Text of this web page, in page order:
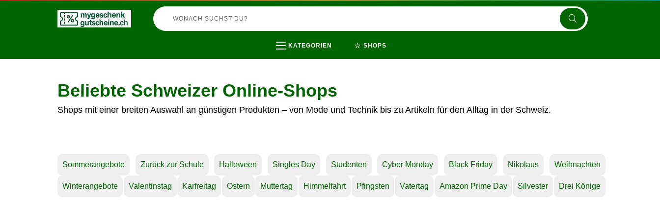
KATEGORIEN ⭐ SHOPS
Beliebte Schweizer Online-Shops
Shops mit einer breiten Auswahl an günstigen Produkten – von Mode und Technik bis zu Artikeln für den Alltag in der Schweiz.
Sommerangebote Zurück zur Schule Halloween Singles Day Studenten Cyber Monday Black Friday Nikolaus Weihnachten
Winterangebote Valentinstag Karfreitag Ostern Muttertag Himmelfahrt Pfingsten Vatertag Amazon Prime Day Silvester Drei Könige